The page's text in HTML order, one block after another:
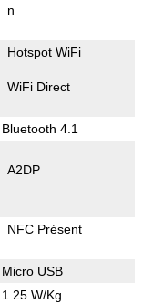
n
Hotspot WiFi
WiFi Direct
Bluetooth 4.1
A2DP
NFC Présent
Micro USB
1.25 W/Kg